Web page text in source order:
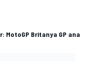
MotoGP Britanya GP ana